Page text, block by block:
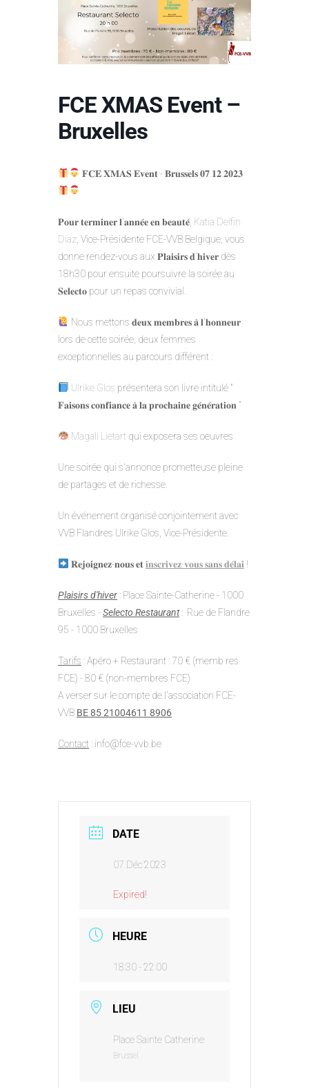
FCE XMAS Event –
Bruxelles
𝐅𝐂𝐄 𝐗𝐌𝐀𝐒 𝐄𝐯𝐞𝐧𝐭 - 𝐁𝐫𝐮𝐬𝐬𝐞𝐥𝐬 𝟎𝟕.𝟏𝟐.𝟐𝟎𝟐𝟑
𝐏𝐨𝐮𝐫 𝐭𝐞𝐫𝐦𝐢𝐧𝐞𝐫 𝐥'𝐚𝐧𝐧𝐞́𝐞 𝐞𝐧 𝐛𝐞𝐚𝐮𝐭𝐞́, Katia Delfin
Diaz , Vice-Présidente FCE-VVB Belgique, vous
donne rendez-vous aux 𝐏𝐥𝐚𝐢𝐬𝐢𝐫𝐬 𝐝'𝐡𝐢𝐯𝐞𝐫 dès
18h30 pour ensuite poursuivre la soirée au
𝐒𝐞𝐥𝐞𝐜𝐭𝐨 pour un repas convivial.
Nous mettons 𝐝𝐞𝐮𝐱 𝐦𝐞𝐦𝐛𝐫𝐞𝐬 𝐚̀ 𝐥'𝐡𝐨𝐧𝐧𝐞𝐮𝐫
lors de cette soirée, deux femmes
exceptionnelles au parcours différent :
Ulrike Glos présentera son livre intitulé "
𝐅𝐚𝐢𝐬𝐨𝐧𝐬 𝐜𝐨𝐧𝐟𝐢𝐚𝐧𝐜𝐞 𝐚̀ 𝐥𝐚 𝐩𝐫𝐨𝐜𝐡𝐚𝐢𝐧𝐞 𝐠𝐞́𝐧𝐞́𝐫𝐚𝐭𝐢𝐨𝐧 "
Magali Lietart qui exposera ses oeuvres
Une soirée qui s'annonce prometteuse pleine
de partages et de richesse.
Un événement organisé conjointement avec
VVB Flandres Ulrike Glos, Vice-Présidente.
𝐑𝐞𝐣𝐨𝐢𝐠𝐧𝐞𝐳-𝐧𝐨𝐮𝐬 𝐞𝐭𝐢𝐧𝐬𝐜𝐫𝐢𝐯𝐞𝐳-𝐯𝐨𝐮𝐬 𝐬𝐚𝐧𝐬 𝐝𝐞́𝐥𝐚𝐢 !
Plaisirs d'hiver : Place Sainte-Catherine - 1000
Bruxelles -Selecto Restaurant: Rue de Flandre
95 - 1000 Bruxelles
Tarifs : Apéro + Restaurant : 70 € (memb res
FCE) - 80 € (non-membres FCE)
A verser sur le compte de l'association FCE-
VVB BE 85 21004611 8906
Contact : info@fce-vvb.be
DATE
07 Déc 2023
Expired!
HEURE
18:30 - 22:00
LIEU
Place Sainte Catherine
Brussel